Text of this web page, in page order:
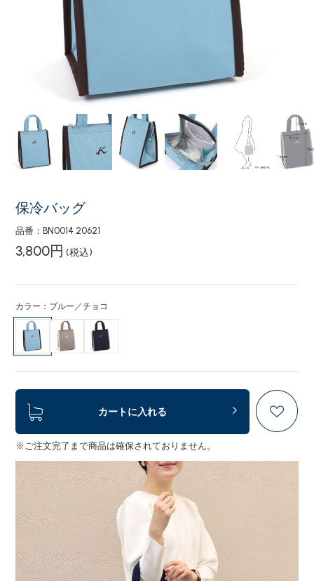
保冷バッグ
品番：BN0014 20621
3,800円 (税込)
カラー：ブルー／チョコ
カートに入れる
※ご注文完了まで商品は確保されておりません。